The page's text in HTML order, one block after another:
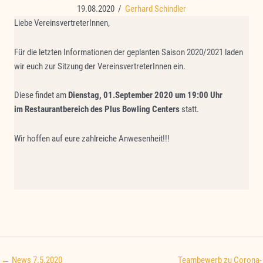
19.08.2020 / Gerhard Schindler
Liebe VereinsvertreterInnen,
Für die letzten Informationen der geplanten Saison 2020/2021 laden
wir euch zur Sitzung der VereinsvertreterInnen ein.
Diese findet amDienstag, 01.September 2020 um 19:00 Uhr
im Restaurantbereich des Plus Bowling Centers statt.
Wir hoffen auf eure zahlreiche Anwesenheit!!!
← News 7.5.2020 Teambewerb zu Corona-